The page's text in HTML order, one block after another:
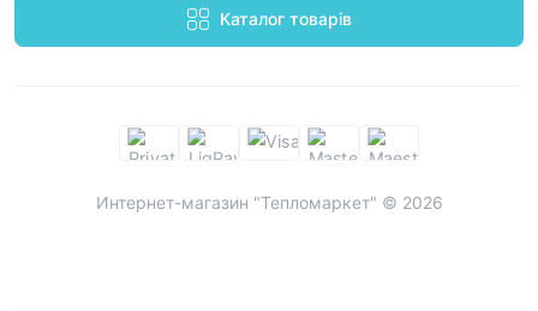
Каталог товарів
Интернет-магазин "Тепломаркет" © 2026